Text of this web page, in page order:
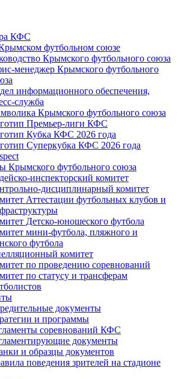
КФС
футбольном союзе
Крымского футбольного союза
менеджер Крымского футбольного
информационного обеспечения,
служба
Крымского футбольного союза
Премьер-лиги КФС
Кубка КФС 2026 года
Суперкубка КФС 2026 года
Крымского футбольного союза
инспекторский комитет
дисциплинарный комитет
Аттестации футбольных клубов и
Детско-юношеского футбола
мини-футбола, пляжного и
футбола
комитет
по проведению соревнований
по статусу и трансферам
документы
и программы
соревнований КФС
документы
и образцы документов
поведения зрителей на стадионе